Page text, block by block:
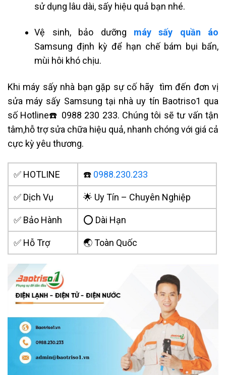
sử dụng lâu dài, sấy hiệu quả bạn nhé.
Vệ sinh, bảo dưỡng
máy sấy quần áo
Samsung định kỳ để hạn chế bám bụi bẩn,
mùi hôi khó chịu.
Khi máy sấy nhà bạn gặp sự cố hãy tìm đến đơn vị
sửa máy sấy Samsung tại nhà uy tín Baotriso1 qua
số Hotline☎️ 0988 230 233. Chúng tôi sẽ tư vấn tận
tâm,hỗ trợ sửa chữa hiệu quả, nhanh chóng với giá cả
cực kỳ yêu thương.
✅ HOTLINE ☎️ 0988.230.233
✅ Dịch Vụ 🌟 Uy Tín – Chuyên Nghiệp
✅ Bảo Hành ⭕ Dài Hạn
✅ Hỗ Trợ 🌏 Toàn Quốc